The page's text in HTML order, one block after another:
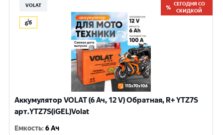
VOLAT
СЕГОДНЯ СО
СКИДКОЙ
Аккумулятор VOLAT (6 Ач, 12 V) Обратная, R+ YTZ7S
арт.YTZ7S(iGEL)Volat
Емкость:6 Ач